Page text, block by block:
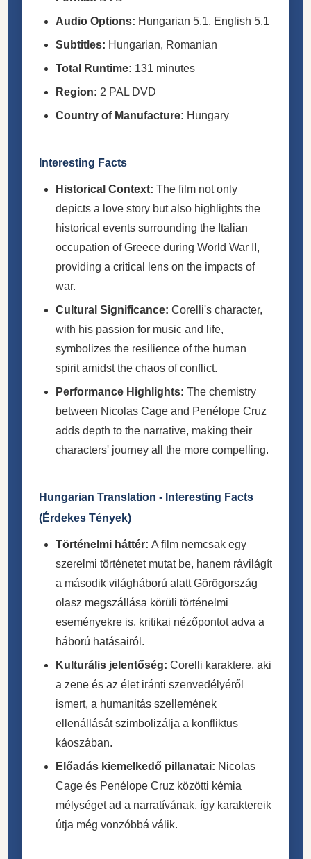
Audio Options: Hungarian 5.1, English 5.1
Subtitles: Hungarian, Romanian
Total Runtime: 131 minutes
Region: 2 PAL DVD
Country of Manufacture: Hungary
Interesting Facts
Historical Context: The film not only
depicts a love story but also highlights the
historical events surrounding the Italian
occupation of Greece during World War II,
providing a critical lens on the impacts of
war.
Cultural Significance: Corelli's character,
with his passion for music and life,
symbolizes the resilience of the human
spirit amidst the chaos of conflict.
Performance Highlights: The chemistry
between Nicolas Cage and Penélope Cruz
adds depth to the narrative, making their
characters' journey all the more compelling.
Hungarian Translation - Interesting Facts
(Érdekes Tények)
Történelmi háttér: A film nemcsak egy
szerelmi történetet mutat be, hanem rávilágít
a második világháború alatt Görögország
olasz megszállása körüli történelmi
eseményekre is, kritikai nézőpontot adva a
háború hatásairól.
Kulturális jelentőség: Corelli karaktere, aki
a zene és az élet iránti szenvedélyéről
ismert, a humanitás szellemének
ellenállását szimbolizálja a konfliktus
káoszában.
Előadás kiemelkedő pillanatai: Nicolas
Cage és Penélope Cruz közötti kémia
mélységet ad a narratívának, így karaktereik
útja még vonzóbbá válik.